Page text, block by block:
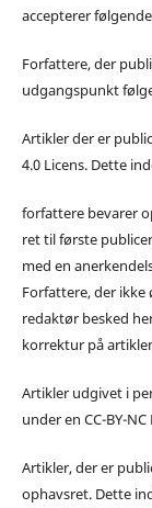
accepterer
Forfattere, der
udgangspunkt
Artikler der er
4.0 Licens. Dette
forfattere bevarer
ret til første
med en
Forfattere, der ikke
redaktør besked
korrektur på
Artikler udgivet i
under en CC-BY-NC
Artikler, der er
ophavsret. Dette